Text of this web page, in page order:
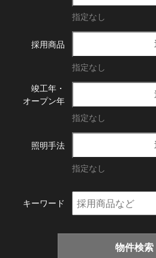
指定なし
採用商品
指定なし
竣工年・
オープン年
指定なし
照明手法
指定なし
キーワード
物件検索